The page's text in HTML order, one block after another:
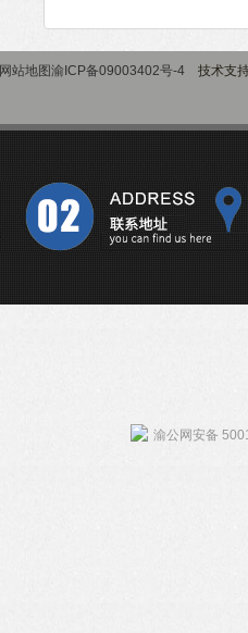
网站地图渝ICP备09003402号-4 技术支
渝公网安备